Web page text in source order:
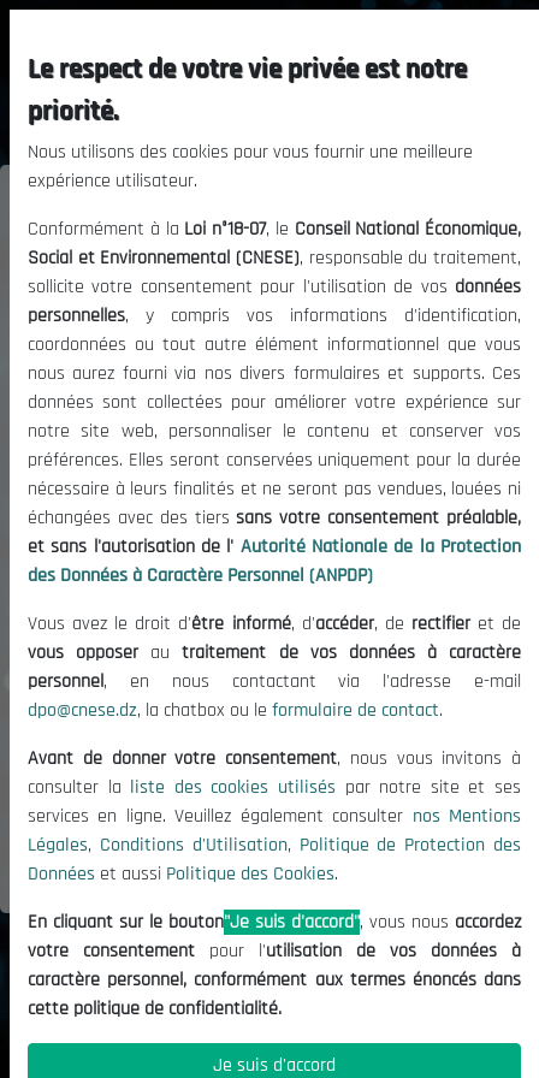
Conseil National Economique, Social et Environnemental
Se connecter à
Plateforme Collaborative du CNESE
CONNEXION
Le respect de votre vie privée est notre
priorité.
Nous utilisons des cookies pour vous fournir une meilleure
expérience utilisateur.
Conformément à la Loi n°18-07, le Conseil National Économique,
Social et Environnemental (CNESE), responsable du traitement,
sollicite votre consentement pour l'utilisation de vos données
personnelles, y compris vos informations d'identification,
coordonnées ou tout autre élément informationnel que vous
nous aurez fourni via nos divers formulaires et supports. Ces
données sont collectées pour améliorer votre expérience sur
notre site web, personnaliser le contenu et conserver vos
préférences. Elles seront conservées uniquement pour la durée
nécessaire à leurs finalités et ne seront pas vendues, louées ni
échangées avec des tierssans votre consentement préalable,
et sans l'autorisation de l' Autorité Nationale de la Protection
des Données à Caractère Personnel (ANPDP)
Vous avez le droit d'être informé, d'accéder, de rectifieret de
vous opposerautraitement de vos données à caractère
personnel, en nous contactant via l'adresse e-mail
dpo@cnese.dz, la chatbox ou le formulaire de contact.
Avant de donner votre consentement, nous vous invitons à
consulter la liste des cookies utilisés par notre site et ses
services en ligne. Veuillez également consulter nos Mentions
Légales, Conditions d'Utilisation, Politique de Protection des
Données et aussi Politique des Cookies.
En cliquant sur le bouton"Je suis d'accord", vous nous accordez
votre consentement pour l'utilisation de vos données à
caractère personnel, conformément aux termes énoncés dans
cette politique de confidentialité.
Je suis d'accord